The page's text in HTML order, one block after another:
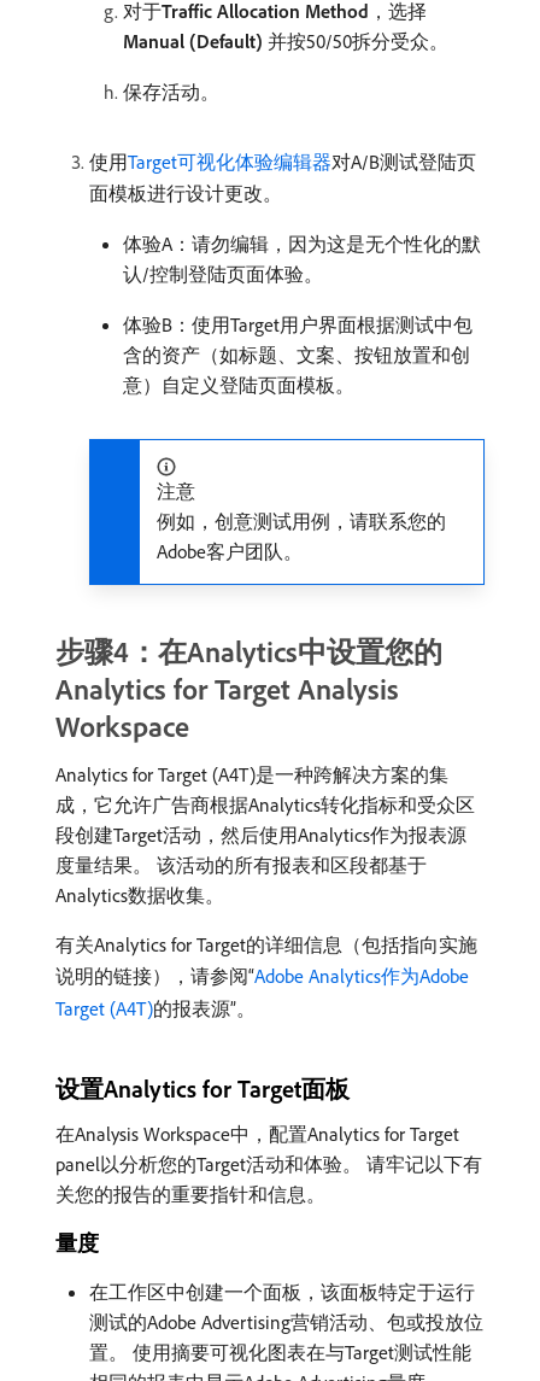
对于​Traffic Allocation Method ，选择​
Manual (Default) ​并按50/50拆分受众。
保存活动。
使用Target可视化体验编辑器对A/B测试登陆页
面模板进行设计更改。
体验A：请勿编辑，因为这是无个性化的默
认/控制登陆页面体验。
体验B：使用Target用户界面根据测试中包
含的资产（如标题、文案、按钮放置和创
意）自定义登陆页面模板。
注意
例如，创意测试用例，请联系您的
Adobe客户团队。
步骤4：在Analytics中设置您的
Analytics for Target Analysis
Workspace
Analytics for Target (A4T)是一种跨解决方案的集
成，它允许广告商根据Analytics转化指标和受众区
段创建Target活动，然后使用Analytics作为报表源
度量结果。 该活动的所有报表和区段都基于
Analytics数据收集。
有关Analytics for Target的详细信息（包括指向实施
说明的链接），请参阅“Adobe Analytics作为Adobe
Target (A4T)的报表源”。
设置Analytics for Target面板
在Analysis Workspace中，配置Analytics for Target
panel以分析您的Target活动和体验。 请牢记以下有
关您的报告的重要指针和信息。
量度
在工作区中创建一个面板，该面板特定于运行
测试的Adobe Advertising营销活动、包或投放位
置。 使用摘要可视化图表在与Target测试性能